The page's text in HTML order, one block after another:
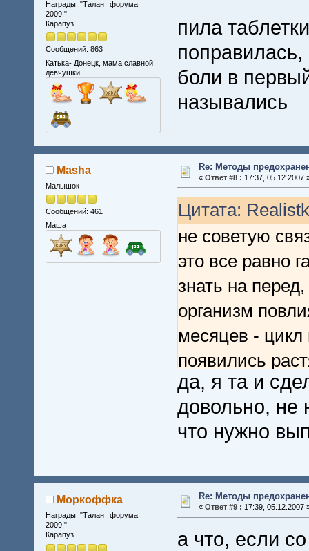
Награды: "Талант форума
2009!"
Карапуз
Сообщений: 863
Катька- Донецк, мама славной
девчушки
пила
боли в
назывались
Masha
Малышок
Сообщений: 461
Маша
Re: Методы
« Ответ #8 : 17:37, 05.12.2007
Цитата:
не советую
это все равно
знать на
организм
месяцев - цикл
появились
ногах, поэтому
Лучше ставить
да, я та и
довольно, не
что нужно
Моркоффка
Награды: "Талант форума
2009!"
Карапуз
Re: Методы
« Ответ #9 : 17:39, 05.12.2007
а что, если